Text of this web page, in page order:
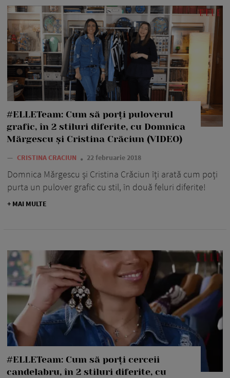
#ELLETeam: Cum să porți puloverul
grafic, în 2 stiluri diferite, cu Domnica
Mărgescu și Cristina Crăciun (VIDEO)
— CRISTINA CRACIUN 22 februarie 2018
Domnica Mărgescu și Cristina Crăciun îți arată cum poți
purta un pulover grafic cu stil, în două feluri diferite!
+ MAI MULTE
#ELLETeam: Cum să porți cerceii
candelabru, în 2 stiluri diferite, cu